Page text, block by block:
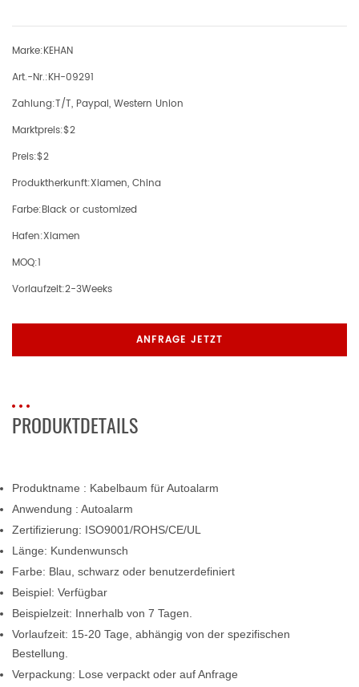
Marke:KEHAN
Art.-Nr.:KH-09291
Zahlung:T/T, Paypal, Western Union
Marktpreis:$2
Preis:$2
Produktherkunft:Xiamen, China
Farbe:Black or customized
Hafen:Xiamen
MOQ:1
Vorlaufzeit:2-3Weeks
ANFRAGE JETZT
PRODUKTDETAILS
Produktname : Kabelbaum für Autoalarm
Anwendung : Autoalarm
Zertifizierung: ISO9001/ROHS/CE/UL
Länge: Kundenwunsch
Farbe: Blau, schwarz oder benutzerdefiniert
Beispiel: Verfügbar
Beispielzeit: Innerhalb von 7 Tagen.
Vorlaufzeit: 15-20 Tage, abhängig von der spezifischen
Bestellung.
Verpackung: Lose verpackt oder auf Anfrage